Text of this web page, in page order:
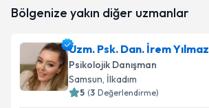
Bölgenize yakın diğer uzmanlar
Uzm. Psk. Dan. İrem Yılmaz
Psikolojik Danışman
Samsun, İlkadım
5 (3 Değerlendirme)